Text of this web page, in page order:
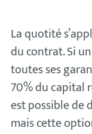
La quotité
du contrat. Si
toutes ses
70% du capital
est possible de
mais cette